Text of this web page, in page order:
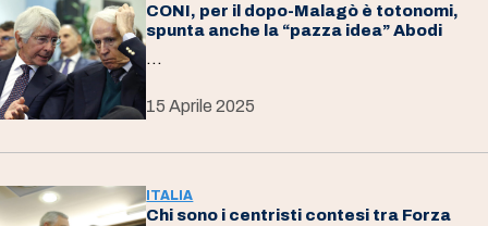
CONI, per il dopo-Malagò è totonomi,
spunta anche la “pazza idea” Abodi
…
15 Aprile 2025
ITALIA
Chi sono i centristi contesi tra Forza